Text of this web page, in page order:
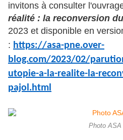
invitons à consulter
réalité : la reconversion
2023 et disponible en
: https://asa-pne.over-
blog.com/2023/02/
utopie-a-la-realite-la-
pajol.html
Photo ASA